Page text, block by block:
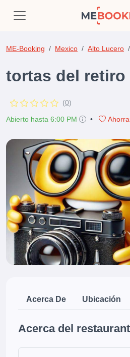
ME-Booking Mexico Alto Lucero
tortas del retiro
(0)
Abierto hasta 6:00 PM •
Acerca De Ubicación
Acerca del